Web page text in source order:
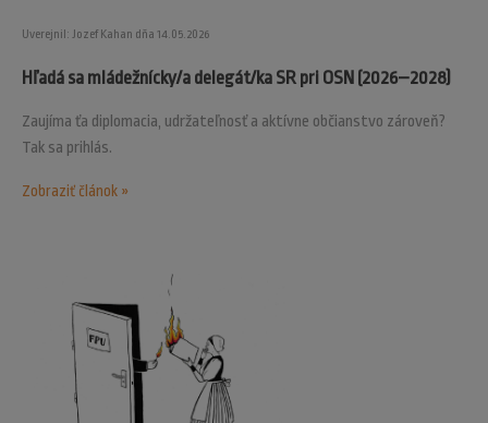
Uverejnil: Jozef Kahan dňa 14.05.2026
Hľadá sa mládežnícky/a delegát/ka SR pri OSN (2026–2028)
Zaujíma ťa diplomacia, udržateľnosť a aktívne občianstvo zároveň?
Tak sa prihlás.
Zobraziť článok »